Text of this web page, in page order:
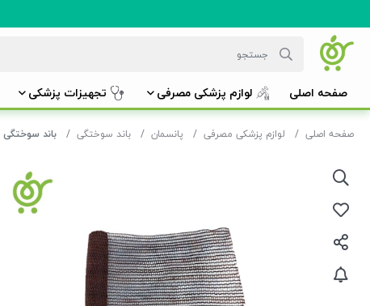
صفحه اصلی لوازم پزشکی مصرفی تجهیزات پزشکی
صفحه اصلی لوازم پزشکی مصرفی پانسمان باند سوختگی باند سوختگی 20 سانت 2 یارد التیام توس